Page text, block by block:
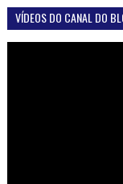
VÍDEOS DO CANAL DO